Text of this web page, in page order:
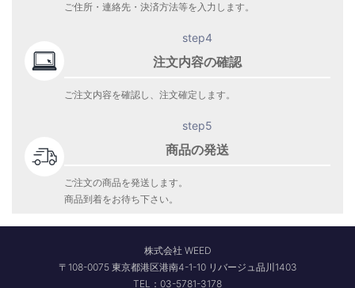
ご住所・連絡先・決済方法等を入力します。
step4
注文内容の確認
ご注文内容を確認し、注文確定します。
step5
商品の発送
ご注文の商品を発送します。
商品到着をお待ち下さい。
株式会社 WEED
〒108-0075 東京都港区港南4-1-10 リバージュ品川1403
TEL：03-5781-3178